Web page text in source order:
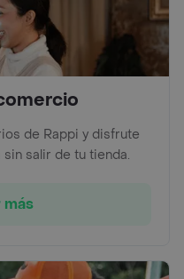
de Rappi y disfrute
salir de tu tienda.